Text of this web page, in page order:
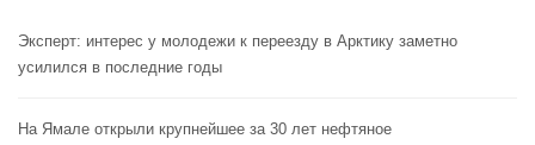
Эксперт: интерес у молодежи к переезду в Арктику заметно
усилился в последние годы
На Ямале открыли крупнейшее за 30 лет нефтяное